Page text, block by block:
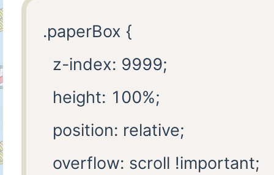
.paperBox {
z-index: 9999;
height: 100%;
position: relative;
overflow: scroll !important;